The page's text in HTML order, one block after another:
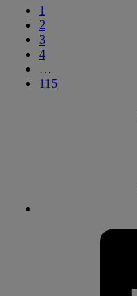
1
2
3
4
…
115